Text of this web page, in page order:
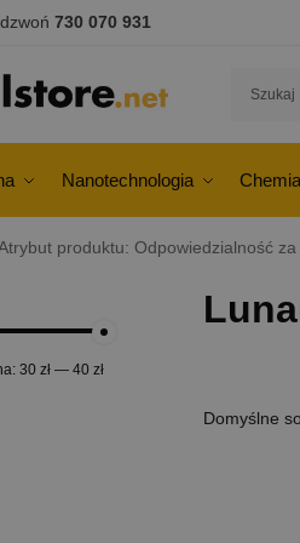
730 070 931
Nanotechnologia
produktu: Odpowiedzialność
30 zł— 40 zł